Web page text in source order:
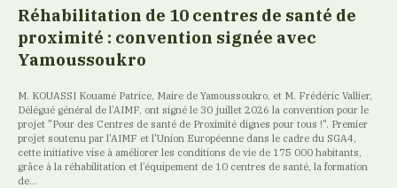
Réhabilitation de 10 centres de santé de
proximité : convention signée avec
Yamoussoukro
M. KOUASSI Kouamé Patrice, Maire de Yamoussoukro, et M. Frédéric Vallier,
Délégué général de l’AIMF, ont signé le 30 juillet 2026 la convention pour le
projet "Pour des Centres de santé de Proximité dignes pour tous !". Premier
projet soutenu par l'AIMF et l'Union Européenne dans le cadre du SGA4,
cette initiative vise à améliorer les conditions de vie de 175 000 habitants,
grâce à la réhabilitation et l’équipement de 10 centres de santé, la formation
de...